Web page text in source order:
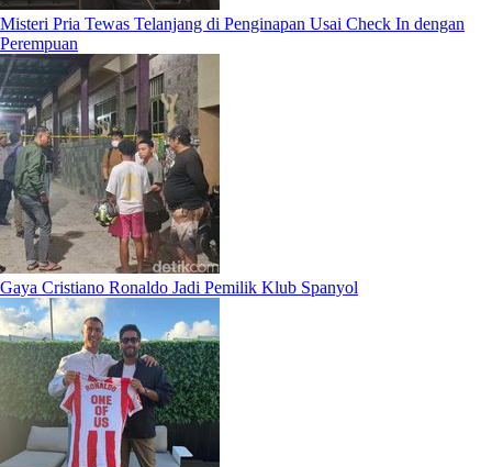
Misteri Pria Tewas Telanjang di Penginapan Usai Check In dengan
Perempuan
Gaya Cristiano Ronaldo Jadi Pemilik Klub Spanyol